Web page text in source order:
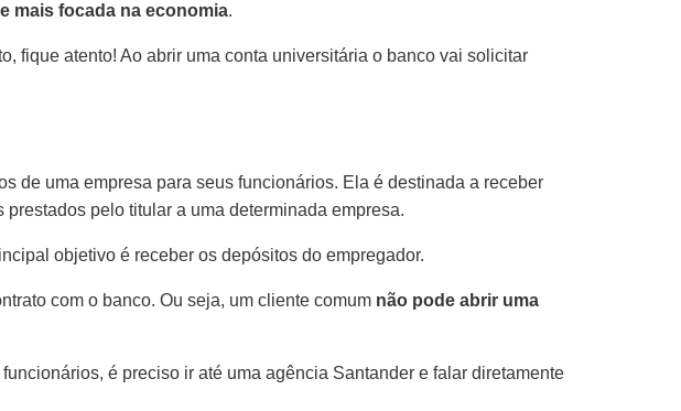
mais focada na economia.
fique atento! Ao abrir uma conta universitária o banco vai solicitar
de uma empresa para seus funcionários. Ela é destinada a receber
pelo titular a uma determinada empresa.
objetivo é receber os depósitos do empregador.
com o banco. Ou seja, um cliente comum não pode abrir uma
é preciso ir até uma agência Santander e falar diretamente